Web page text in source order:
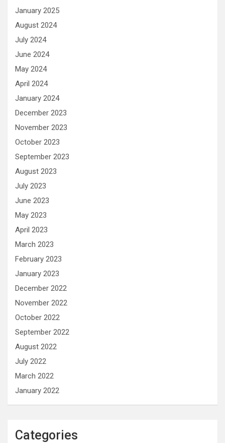
January 2025
August 2024
July 2024
June 2024
May 2024
April 2024
January 2024
December 2023
November 2023
October 2023
September 2023
August 2023
July 2023
June 2023
May 2023
April 2023
March 2023
February 2023
January 2023
December 2022
November 2022
October 2022
September 2022
August 2022
July 2022
March 2022
January 2022
Categories